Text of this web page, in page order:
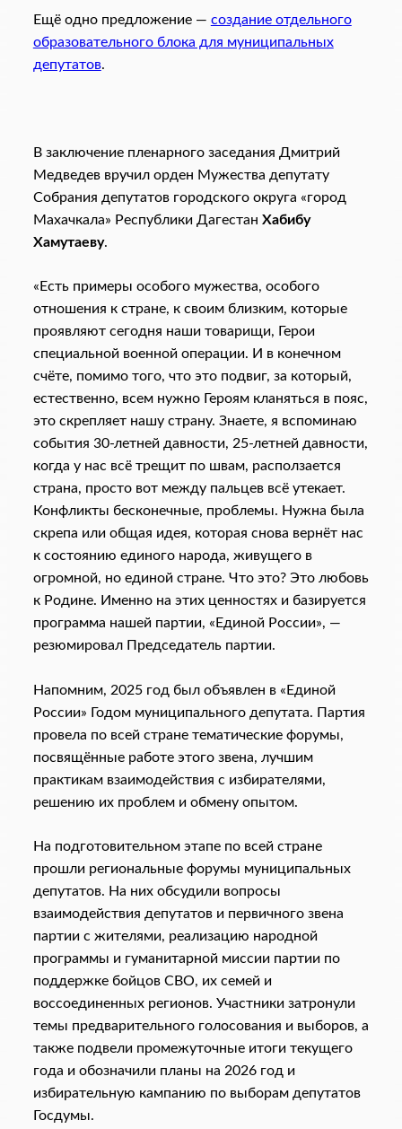
Ещё одно предложение — создание отдельного
образовательного блока для муниципальных
депутатов.
В заключение пленарного заседания Дмитрий
Медведев вручил орден Мужества депутату
Собрания депутатов городского округа «город
Махачкала» Республики Дагестан Хабибу
Хамутаеву.
«Есть примеры особого мужества, особого
отношения к стране, к своим близким, которые
проявляют сегодня наши товарищи, Герои
специальной военной операции. И в конечном
счёте, помимо того, что это подвиг, за который,
естественно, всем нужно Героям кланяться в пояс,
это скрепляет нашу страну. Знаете, я вспоминаю
события 30-летней давности, 25-летней давности,
когда у нас всё трещит по швам, расползается
страна, просто вот между пальцев всё утекает.
Конфликты бесконечные, проблемы. Нужна была
скрепа или общая идея, которая снова вернёт нас
к состоянию единого народа, живущего в
огромной, но единой стране. Что это? Это любовь
к Родине. Именно на этих ценностях и базируется
программа нашей партии, «Единой России», —
резюмировал Председатель партии.
Напомним, 2025 год был объявлен в «Единой
России» Годом муниципального депутата. Партия
провела по всей стране тематические форумы,
посвящённые работе этого звена, лучшим
практикам взаимодействия с избирателями,
решению их проблем и обмену опытом.
На подготовительном этапе по всей стране
прошли региональные форумы муниципальных
депутатов. На них обсудили вопросы
взаимодействия депутатов и первичного звена
партии с жителями, реализацию народной
программы и гуманитарной миссии партии по
поддержке бойцов СВО, их семей и
воссоединенных регионов. Участники затронули
темы предварительного голосования и выборов, а
также подвели промежуточные итоги текущего
года и обозначили планы на 2026 год и
избирательную кампанию по выборам депутатов
Госдумы.